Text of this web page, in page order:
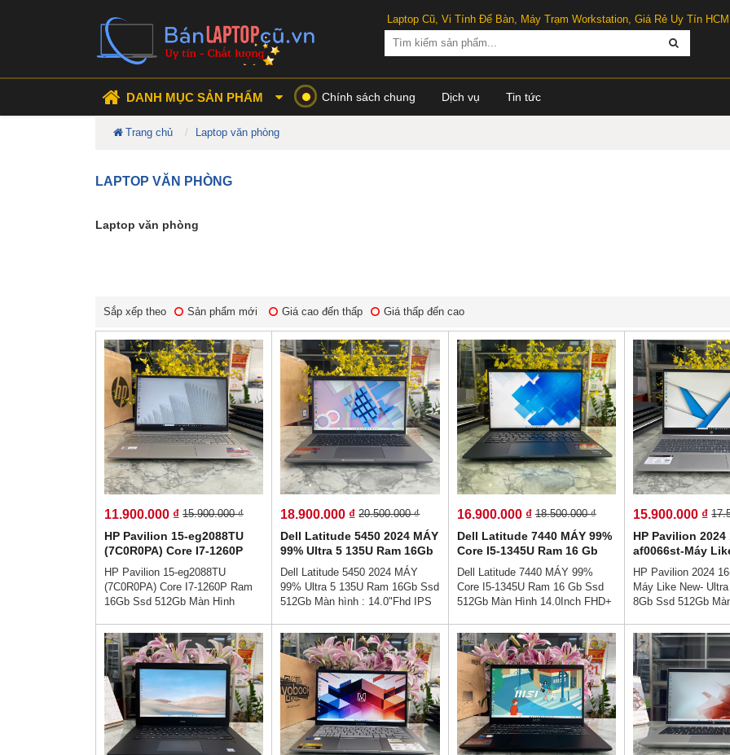
Laptop Cũ, Vi Tính Để Bàn, Máy Trạm Workstation, Giá Rẻ Uy Tín HCM
DANH MỤC SẢN PHẨM Chính sách chung Dịch vụ Tin tức
Trang chủ Laptop văn phòng
LAPTOP VĂN PHÒNG
Laptop văn phòng
Sắp xếp theo Sản phẩm mới Giá cao đến thấp Giá thấp đến cao
11.900.000 ₫ 15.900.000 ₫
HP Pavilion 15-eg2088TU
(7C0R0PA) Core I7-1260P
Ram 16Gb Ssd 512Gb Màn
Hình 15.6Inch Fhd IPS
HP Pavilion 15-eg2088TU
(7C0R0PA) Core I7-1260P Ram
16Gb Ssd 512Gb Màn Hình
11.900.000 vnđ💵💯Trả Góp
Không Cần Trả Trước👉Trả Góp
Dễ Dàng Bằng Căn Cước Công
Dân (Không Gọi Người Thân)💻
💥Thiết kế sang trọng cao cấp - ,
Hợp với nhân viên văn phòng -
hiệu năng hoàn hảo - Sẵn sàng
cho làm việc từ xa - Hiệu suất
làm việc cực cao.
18.900.000 ₫ 20.500.000 ₫
Dell Latitude 5450 2024 MÁY
99% Ultra 5 135U Ram 16Gb
Ssd 512Gb Màn hình :
14.0"Fhd IPS Touch (Face
ID)
Dell Latitude 5450 2024 MÁY
99% Ultra 5 135U Ram 16Gb Ssd
512Gb Màn hình : 14.0"Fhd IPS
18.900.000 vnđ💵💯Trả Góp
Không Cần Trả Trước👉Trả Góp
Dễ Dàng Bằng Căn Cước Công
Dân (Không Gọi Người Thân)💻
💥Thiết kế sang trọng cao cấp - ,
Hợp với nhân viên văn phòng -
hiệu năng hoàn hảo - Sẵn sàng
cho làm việc từ xa - Hiệu suất
làm việc cực cao.
16.900.000 ₫ 18.500.000 ₫
Dell Latitude 7440 MÁY 99%
Core I5-1345U Ram 16 Gb
Ssd 512Gb Màn Hình
14.0Inch FHD+
Dell Latitude 7440 MÁY 99%
Core I5-1345U Ram 16 Gb Ssd
512Gb Màn Hình 14.0Inch FHD+
Góp Không Cần Trả Trước👉Trả
Góp Dễ Dàng Bằng Căn Cước
Công Dân (Không Gọi Người
Thân)💻💥Thiết kế sang trọng
cao cấp - , Hợp với nhân viên
văn phòng - hiệu năng hoàn hảo -
Sẵn sàng cho làm việc từ xa -
Hiệu suất làm việc cực cao.
15.900.000 ₫
HP Pavilion 2024
af0066st-Máy
Ultra 125U Ram
512Gb Màn Hình
FHD+ IPS
HP Pavilion 2024
Máy Like New-
8Gb Ssd 512Gb
15.900.000
Không Cần Trả
Dễ Dàng Bằng Căn
Dân (Không Gọi
💥Thiết kế sang
Hợp với nhân viên
hiệu năng hoàn hảo
cho làm việc từ xa
làm việc cực cao.